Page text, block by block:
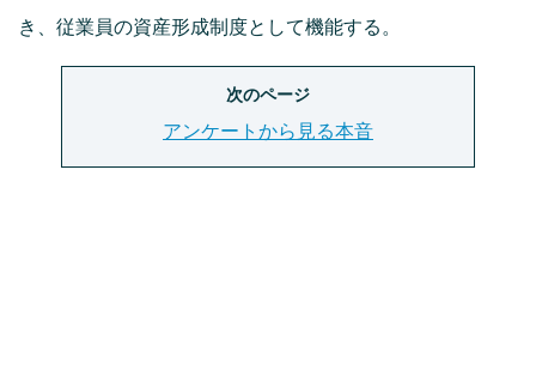
き、従業員の資産形成制度として機能する。
次のページ
アンケートから見る本音